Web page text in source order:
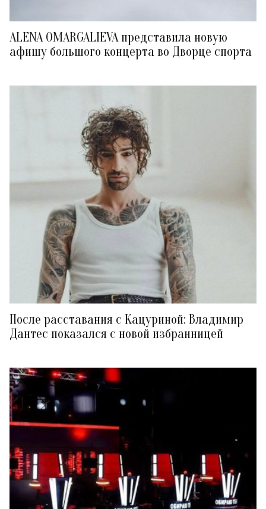
ALENA OMARGALIEVA представила новую
афишу большого концерта во Дворце спорта
После расставания с Кацуриной: Владимир
Дантес показался с новой избранницей